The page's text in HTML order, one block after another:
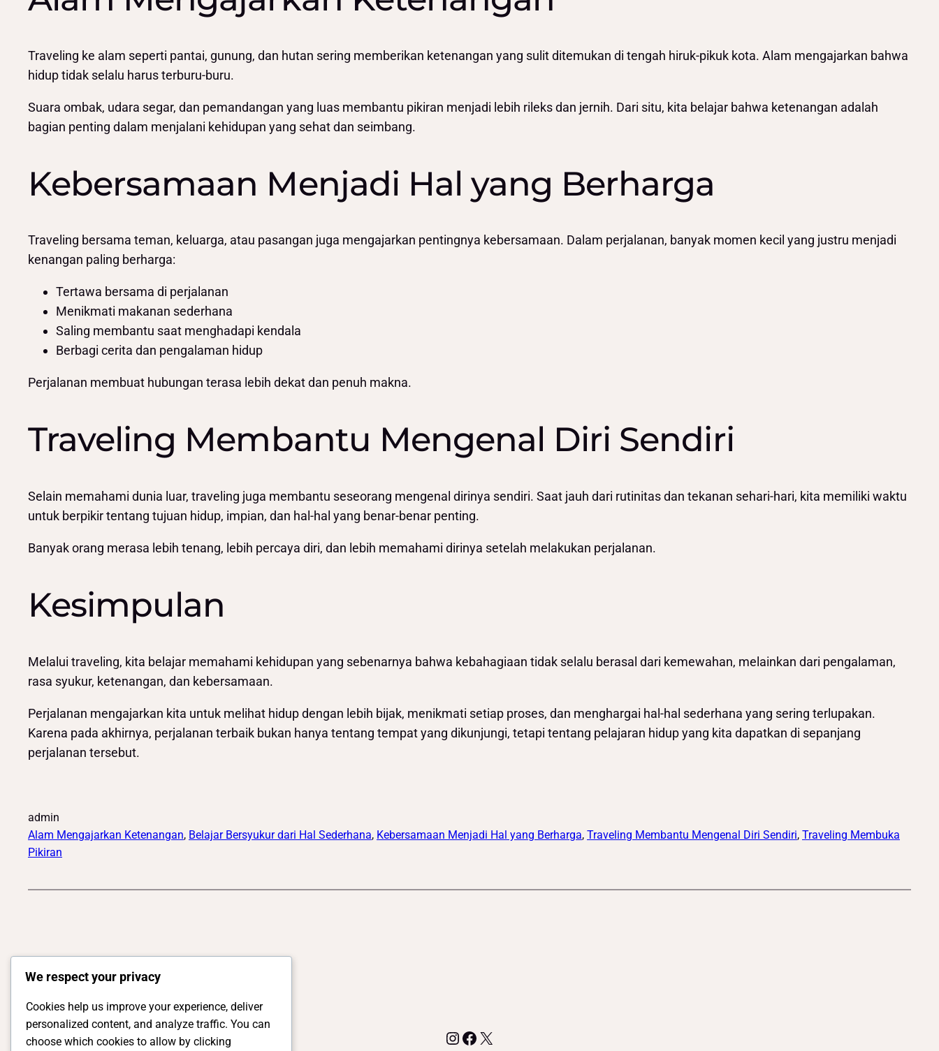
Traveling ke alam seperti pantai, gunung, dan hutan sering memberikan ketenangan yang sulit ditemukan di tengah hiruk-pikuk kota. Alam mengajarkan bahwa
hidup tidak selalu harus terburu-buru.
Suara ombak, udara segar, dan pemandangan yang luas membantu pikiran menjadi lebih rileks dan jernih. Dari situ, kita belajar bahwa ketenangan adalah
bagian penting dalam menjalani kehidupan yang sehat dan seimbang.
Kebersamaan Menjadi Hal yang Berharga
Traveling bersama teman, keluarga, atau pasangan juga mengajarkan pentingnya kebersamaan. Dalam perjalanan, banyak momen kecil yang justru menjadi
kenangan paling berharga:
Tertawa bersama di perjalanan
Menikmati makanan sederhana
Saling membantu saat menghadapi kendala
Berbagi cerita dan pengalaman hidup
Perjalanan membuat hubungan terasa lebih dekat dan penuh makna.
Traveling Membantu Mengenal Diri Sendiri
Selain memahami dunia luar, traveling juga membantu seseorang mengenal dirinya sendiri. Saat jauh dari rutinitas dan tekanan sehari-hari, kita memiliki waktu
untuk berpikir tentang tujuan hidup, impian, dan hal-hal yang benar-benar penting.
Banyak orang merasa lebih tenang, lebih percaya diri, dan lebih memahami dirinya setelah melakukan perjalanan.
Kesimpulan
Melalui traveling, kita belajar memahami kehidupan yang sebenarnya bahwa kebahagiaan tidak selalu berasal dari kemewahan, melainkan dari pengalaman,
rasa syukur, ketenangan, dan kebersamaan.
Perjalanan mengajarkan kita untuk melihat hidup dengan lebih bijak, menikmati setiap proses, dan menghargai hal-hal sederhana yang sering terlupakan.
Karena pada akhirnya, perjalanan terbaik bukan hanya tentang tempat yang dikunjungi, tetapi tentang pelajaran hidup yang kita dapatkan di sepanjang
perjalanan tersebut.
admin
Alam Mengajarkan Ketenangan, Belajar Bersyukur dari Hal Sederhana, Kebersamaan Menjadi Hal yang Berharga, Traveling Membantu Mengenal Diri Sendiri, Traveling Membuka
Pikiran
Instagram
Facebook
X
We respect your privacy
Cookies help us improve your experience, deliver
personalized content, and analyze traffic. You can
choose which cookies to allow by clicking